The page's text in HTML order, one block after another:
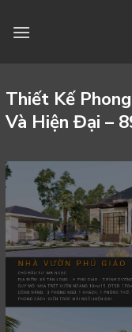
Thiết Kế
Và Hiện Đại –